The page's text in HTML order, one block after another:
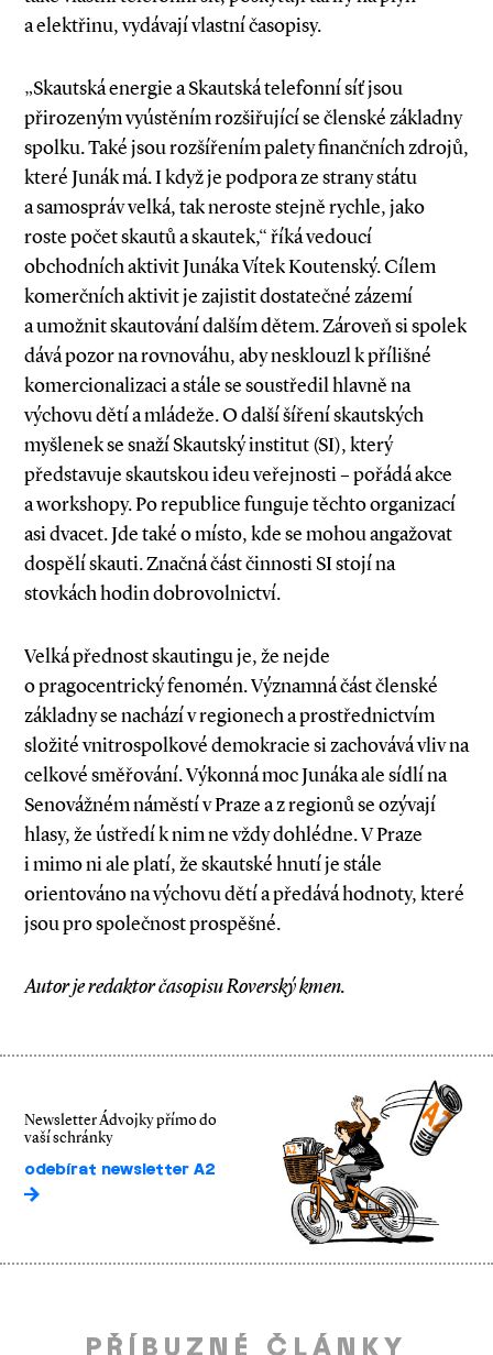
a elektřinu, vydávají vlastní časopisy.
„Skautská energie a Skautská telefonní síť jsou
přirozeným vyústěním rozšiřující se členské základny
spolku. Také jsou rozšířením palety finančních zdrojů,
které Junák má. I když je podpora ze strany státu
a samospráv velká, tak neroste stejně rychle, jako
roste počet skautů a skautek,“ říká vedoucí
obchodních aktivit Junáka Vítek Koutenský. Cílem
komerčních aktivit je zajistit dostatečné zázemí
a umožnit skautování dalším dětem. Zároveň si spolek
dává pozor na rovnováhu, aby nesklouzl k přílišné
komercionalizaci a stále se soustředil hlavně na
výchovu dětí a mládeže. O další šíření skautských
myšlenek se snaží Skautský institut (SI), který
představuje skautskou ideu veřejnosti – pořádá akce
a workshopy. Po republice funguje těchto organizací
asi dvacet. Jde také o místo, kde se mohou angažovat
dospělí skauti. Značná část činnosti SI stojí na
stovkách hodin dobrovolnictví.
Velká přednost skautingu je, že nejde
o pragocentrický fenomén. Významná část členské
základny se nachází v regionech a prostřednictvím
složité vnitrospolkové demokracie si zachovává vliv na
celkové směřování. Výkonná moc Junáka ale sídlí na
Senovážném náměstí v Praze a z regionů se ozývají
hlasy, že ústředí k nim ne vždy dohlédne. V Praze
i mimo ni ale platí, že skautské hnutí je stále
orientováno na výchovu dětí a předává hodnoty, které
jsou pro společnost prospěšné.
Autor je redaktor časopisu Roverský kmen.
Newsletter Ádvojky přímo do
vaší schránky
odebírat newsletter A2
PŘÍBUZNÉ ČLÁNKY